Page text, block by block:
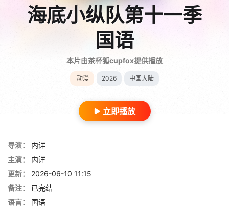
海底小纵队第十一季
国语
本片由茶杯狐cupfox提供播放
动漫 2026 中国大陆
立即播放
导演：
内详
主演：
内详
更新：
2026-06-10 11:15
备注：
已完结
语言：
国语